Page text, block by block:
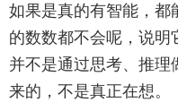
如果是真的有智能，都
的数数都不会呢，说
并不是通过思考、推
来的，不是真正在想。